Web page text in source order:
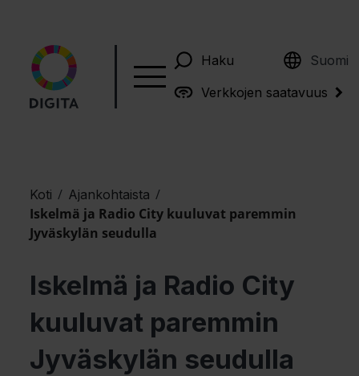
Haku Suomi
English
Verkkojen saatavuus
Koti / Ajankohtaista /
Iskelmä ja Radio City kuuluvat paremmin
Jyväskylän seudulla
Iskelmä ja Radio City
kuuluvat paremmin
Jyväskylän seudulla